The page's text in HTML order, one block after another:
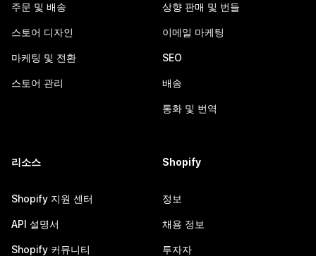
주문 및 배송
스토어 디자인
마케팅 및 전환
스토어 관리
상향 판매 및 번들
이메일 마케팅
SEO
배송
통화 및 번역
리소스
Shopify 지원 센터
API 설명서
Shopify 커뮤니티
Shopify
정보
채용 정보
투자자